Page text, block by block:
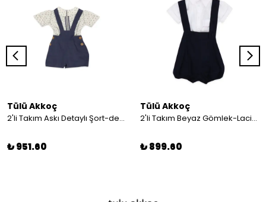
Tülü Akkoç
2'li Takım Askı Detaylı Şort-desenli Gömlek
₺ 951.60
Tülü Akkoç
2'li Takım Beyaz Gömlek-Lacivert Askılı Şort
₺ 899.60